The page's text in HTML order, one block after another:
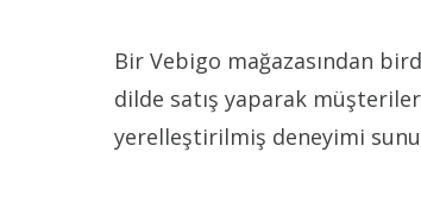
Bir Vebigo mağazasından
dilde satış yaparak
yerelleştirilmiş deneyimi